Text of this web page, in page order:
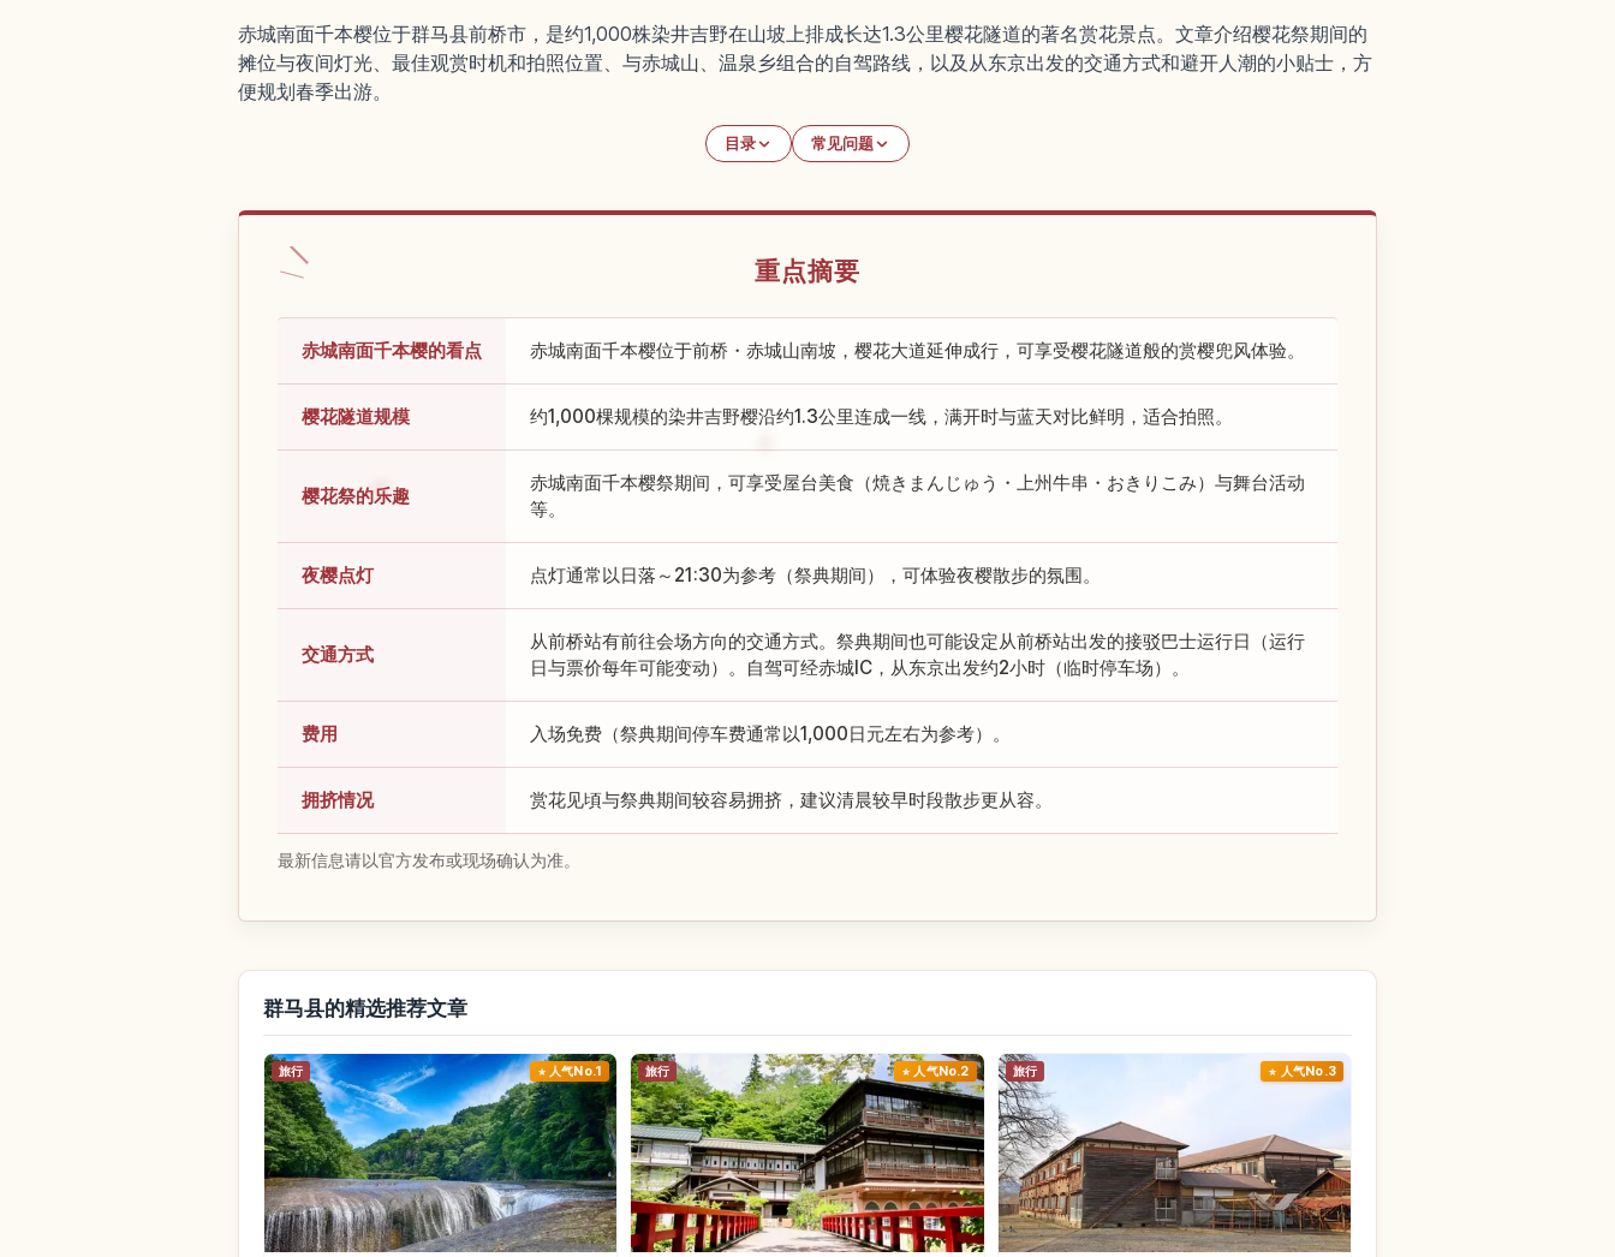
赤城南面千本樱位于群马县前桥市，是约1,000株染井吉野在山坡上排成长达1.3公里樱花隧道的著名赏花景点。文章介绍樱花祭期间的
摊位与夜间灯光、最佳观赏时机和拍照位置、与赤城山、温泉乡组合的自驾路线，以及从东京出发的交通方式和避开人潮的小贴士，方
便规划春季出游。
目录 常见问题
重点摘要
赤城南面千本樱的看点 赤城南面千本樱位于前桥・赤城山南坡，樱花大道延伸成行，可享受樱花隧道般的赏樱兜风体验。
樱花隧道规模 约1,000棵规模的染井吉野樱沿约1.3公里连成一线，满开时与蓝天对比鲜明，适合拍照。
樱花祭的乐趣
赤城南面千本樱祭期间，可享受屋台美食（焼きまんじゅう・上州牛串・おきりこみ）与舞台活动
等。
夜樱点灯 点灯通常以日落～21:30为参考（祭典期间），可体验夜樱散步的氛围。
交通方式
从前桥站有前往会场方向的交通方式。祭典期间也可能设定从前桥站出发的接驳巴士运行日（运行
日与票价每年可能变动）。自驾可经赤城IC，从东京出发约2小时（临时停车场）。
费用 入场免费（祭典期间停车费通常以1,000日元左右为参考）。
拥挤情况 赏花见頃与祭典期间较容易拥挤，建议清晨较早时段散步更从容。
最新信息请以官方发布或现场确认为准。
群马县的精选推荐文章
旅行 人气No.1 旅行 人气No.2 旅行 人气No.3